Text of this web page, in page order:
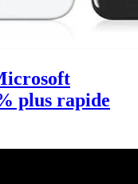
plus rapide